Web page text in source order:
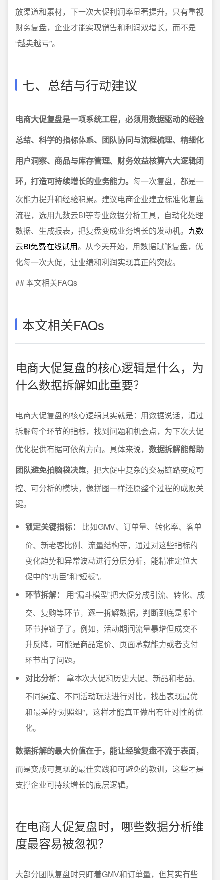
放渠道和素材，下一次大促利润率显著提升。只有重视
财务复盘，企业才能实现销售和利润双增长，而不是
“越卖越亏”。
七、总结与行动建议
电商大促复盘是一项系统工程，必须用数据驱动的经验
总结、科学的指标体系、团队协同与流程梳理、精细化
用户洞察、商品与库存管理、财务效益核算六大逻辑闭
环，打造可持续增长的业务能力。 每一次复盘，都是一
次能力提升和经验积累。建议电商企业建立标准化复盘
流程，选用九数云BI等专业数据分析工具，自动化处理
数据、生成报表，把复盘变成业务增长的发动机。 九数
云BI免费在线试用。从今天开始，用数据赋能复盘，优
化每一次大促，让业绩和利润实现真正的突破。
## 本文相关FAQs
本文相关FAQs
电商大促复盘的核心逻辑是什么，为
什么数据拆解如此重要？
电商大促复盘的核心逻辑其实就是：用数据说话，通过
拆解每个环节的指标，找到问题和机会点，为下次大促
优化提供有据可依的方向。具体来说， 数据拆解能帮助
团队避免拍脑袋决策，把大促中复杂的交易链路变成可
控、可分析的模块，像拼图一样还原整个过程的成败关
键。
锁定关键指标：
比如GMV、订单量、转化率、客单
价、新老客比例、流量结构等，通过对这些指标的
变化趋势和异常波动进行分层分析，能精准定位大
促中的“功臣”和“短板”。
环节拆解：
用“漏斗模型”把大促分成引流、转化、成
交、复购等环节，逐一拆解数据，判断到底是哪个
环节掉链子了。例如，活动期间流量暴增但成交不
升反降，可能是商品定价、页面承载能力或者支付
环节出了问题。
对比分析：
拿本次大促和历史大促、新品和老品、
不同渠道、不同活动玩法进行对比，找出表现最优
和最差的“对照组”，这样才能真正做出有针对性的优
化。
数据拆解的最大价值在于，能让经验复盘不流于表面，
而是变成可复现的最佳实践和可避免的教训，这些才是
支撑企业可持续增长的底层逻辑。
在电商大促复盘时，哪些数据分析维
度最容易被忽视？
大部分团队复盘时只盯着GMV和订单量，但其实有些